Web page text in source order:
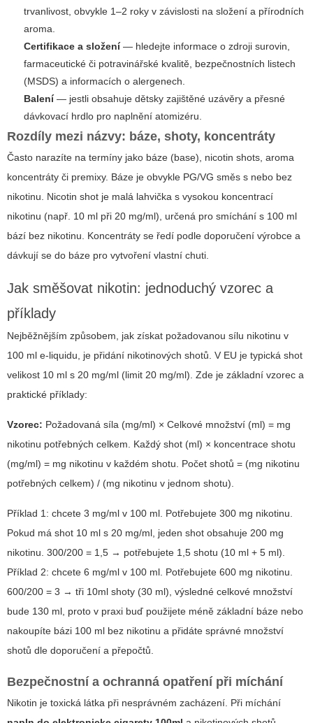
trvanlivost, obvykle 1–2 roky v závislosti na složení a přírodních
aroma.
Certifikace a složení— hledejte informace o zdroji surovin,
farmaceutické či potravinářské kvalitě, bezpečnostních listech
(MSDS) a informacích o alergenech.
Balení— jestli obsahuje dětsky zajištěné uzávěry a přesné
dávkovací hrdlo pro naplnění atomizéru.
Rozdíly mezi názvy: báze, shoty, koncentráty
Často narazíte na termíny jako báze (base), nicotin shots, aroma
koncentráty či premixy. Báze je obvykle PG/VG směs s nebo bez
nikotinu. Nicotin shot je malá lahvička s vysokou koncentrací
nikotinu (např. 10 ml při 20 mg/ml), určená pro smíchání s 100 ml
bází bez nikotinu. Koncentráty se ředí podle doporučení výrobce a
dávkují se do báze pro vytvoření vlastní chuti.
Jak směšovat nikotin: jednoduchý vzorec a
příklady
Nejběžnějším způsobem, jak získat požadovanou sílu nikotinu v
100 ml e-liquidu, je přidání nikotinových shotů. V EU je typická shot
velikost 10 ml s 20 mg/ml (limit 20 mg/ml). Zde je základní vzorec a
praktické příklady:
Vzorec: Požadovaná síla (mg/ml) × Celkové množství (ml) = mg
nikotinu potřebných celkem. Každý shot (ml) × koncentrace shotu
(mg/ml) = mg nikotinu v každém shotu. Počet shotů = (mg nikotinu
potřebných celkem) / (mg nikotinu v jednom shotu).
Příklad 1: chcete 3 mg/ml v 100 ml. Potřebujete 300 mg nikotinu.
Pokud má shot 10 ml s 20 mg/ml, jeden shot obsahuje 200 mg
nikotinu. 300/200 = 1,5 → potřebujete 1,5 shotu (10 ml + 5 ml).
Příklad 2: chcete 6 mg/ml v 100 ml. Potřebujete 600 mg nikotinu.
600/200 = 3 → tři 10ml shoty (30 ml), výsledné celkové množství
bude 130 ml, proto v praxi buď použijete méně základní báze nebo
nakoupíte bázi 100 ml bez nikotinu a přidáte správné množství
shotů dle doporučení a přepočtů.
Bezpečnostní a ochranná opatření při míchání
Nikotin je toxická látka při nesprávném zacházení. Při míchání